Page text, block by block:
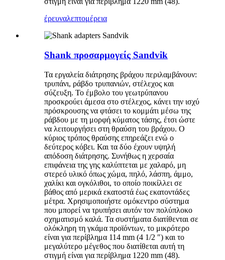
έρευναλεπτομέρεια
Shank προσαρμογείς Sandvik
Τα εργαλεία διάτρησης βράχου περιλαμβάνουν:
τρυπάνι, ράβδο τρυπανιών, στέλεχος και
σύζευξη. Το έμβολο του γεωτρύπανου
προσκρούει άμεσα στο στέλεχος, κάνει την ισχύ
πρόσκρουσης να φτάσει το κομμάτι μέσω της
ράβδου με τη μορφή κύματος τάσης, έτσι ώστε
να λειτουργήσει στη θραύση του βράχου. Ο
κύριος τρόπος θραύσης επηρεάζει ενώ ο
δεύτερος κόβει. Και τα δύο έχουν υψηλή
απόδοση διάτρησης. Συνήθως η χερσαία
επιφάνεια της γης καλύπτεται με χαλαρό, μη
στερεό υλικό όπως χώμα, πηλό, λάσπη, άμμο,
χαλίκι και ογκόλιθοι, το οποίο ποικίλλει σε
βάθος από μερικά εκατοστά έως εκατοντάδες
μέτρα. Χρησιμοποιήστε ομόκεντρο σύστημα
που μπορεί να τρυπήσει αυτόν τον πολύπλοκο
σχηματισμό καλά. Τα συστήματα διατίθενται σε
ολόκληρη τη γκάμα προϊόντων, το μικρότερο
είναι για περίβλημα 114 mm (4 1/2 ″) και το
μεγαλύτερο μέγεθος που διατίθεται αυτή τη
στιγμή είναι για περίβλημα 1220 mm (48).